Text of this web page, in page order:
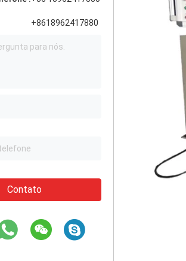
+8618962417880
Contato